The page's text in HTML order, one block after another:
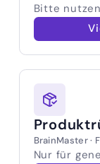
Bitte
BrainMaster ·
Nur für